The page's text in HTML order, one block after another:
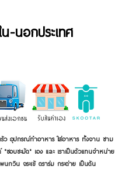
-นอกประเทศ
รัว อุปกรณ์ทำอาหาร ใส่อาหาร ทั้งจาน ชาม
ชอบชะมัด" เอง และ เราเป็นตัวแทนจำหน่าย
วิน จระเข้ ตราร่ม กระต่าย เป็นต้น